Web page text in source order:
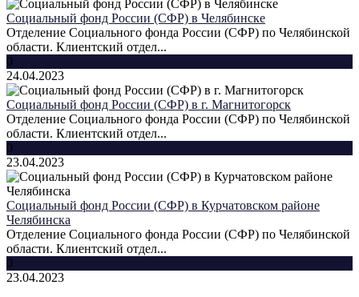
Социальный фонд России (СФР) в Челябинске
Отделение Социального фонда России (СФР) по Челябинской
области. Клиентский отдел...
0
24.04.2023
Социальный фонд России (СФР) в г. Магнитогорск
Отделение Социального фонда России (СФР) по Челябинской
области. Клиентский отдел...
0
23.04.2023
Социальный фонд России (СФР) в Курчатовском районе
Челябинска
Отделение Социального фонда России (СФР) по Челябинской
области. Клиентский отдел...
0
23.04.2023